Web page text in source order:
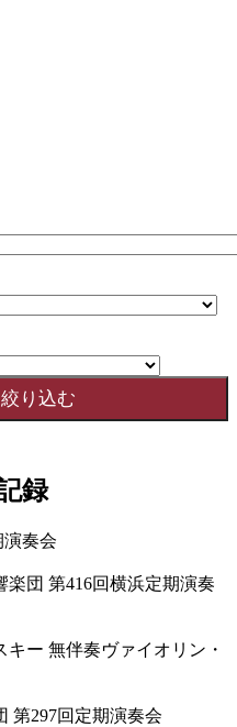
録
演奏会
楽団 第416回横浜定期演奏
ー 無伴奏ヴァイオリン・
第297回定期演奏会